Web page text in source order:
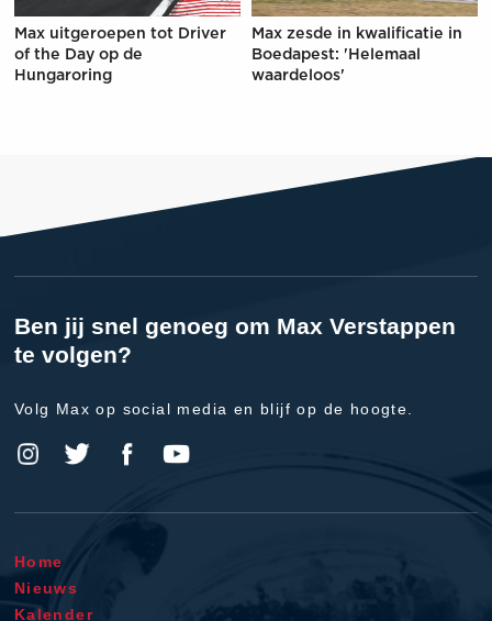
Max uitgeroepen tot Driver
of the Day op de
Hungaroring
Max zesde in kwalificatie in
Boedapest: 'Helemaal
waardeloos'
Ben jij snel genoeg om Max Verstappen
te volgen?
Volg Max op social media en blijf op de hoogte.
Home
Nieuws
Kalender